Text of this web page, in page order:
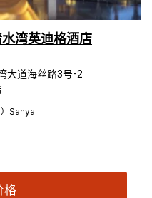
湾英迪格酒店
大道海丝路3号-2
Sanya
格